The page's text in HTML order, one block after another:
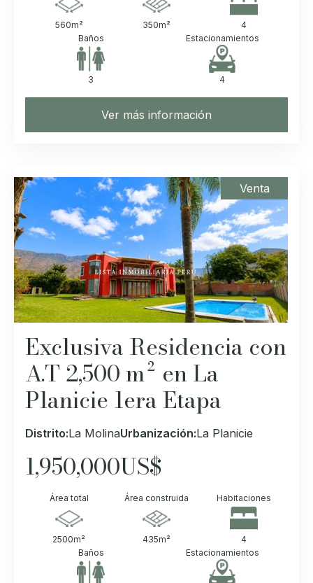
560m² 350m²
4
Baños
3
Estacionamientos
4
Ver más información
Venta
Exclusiva Residencia con
A.T 2,500 m² en La
Planicie 1era Etapa
Distrito:La MolinaUrbanización:La Planicie
1,950,000US$
Área total
2500m²
Área construida
435m²
Habitaciones
4
Baños
Estacionamientos